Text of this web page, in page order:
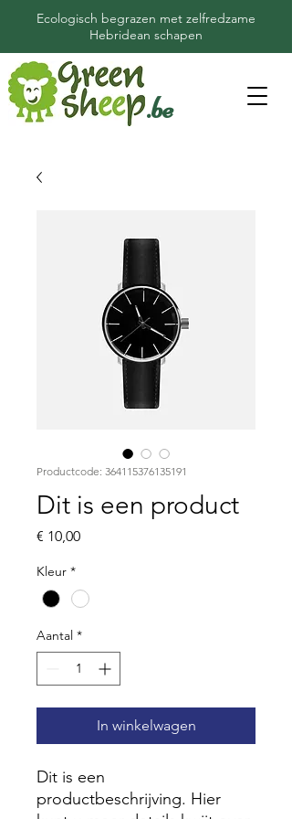
Ecologisch begrazen met zelfredzame
Hebridean schapen
.be
Productcode: 364115376135191
Dit is een product
€ 10,00Prijs
Kleur *
Aantal *
In winkelwagen
Dit is een
productbeschrijving. Hier